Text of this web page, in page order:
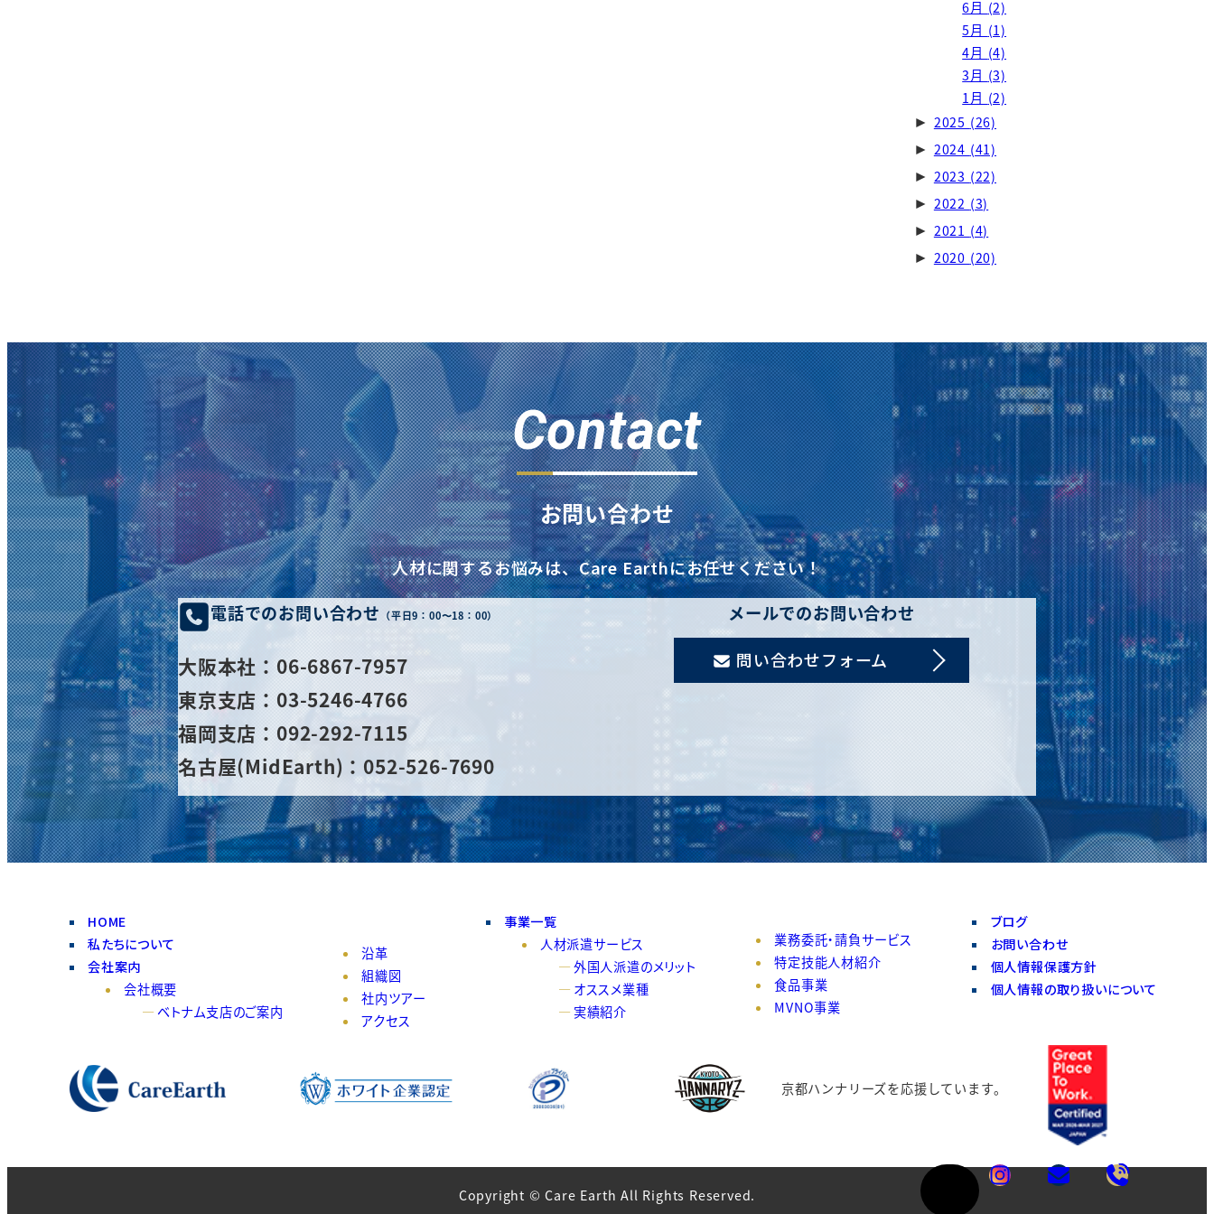
6月 (2)
5月 (1)
4月 (4)
3月 (3)
1月 (2)
► 2025 (26)
► 2024 (41)
► 2023 (22)
► 2022 (3)
► 2021 (4)
► 2020 (20)
カ
ア
イ
ア
イ
ア
イ
Contact
お問い合わせ
人材に関するお悩みは、Care Earthにお任せください！
電話でのお問い合わせ （平日9：00〜18：00）
大阪本社 ：06-6867-7957
東京支店：03-5246-4766
福岡支店：092-292-7115
名古屋(MidEarth)：052-526-7690
メールでのお問い合わせ
問い合わせフォーム
HOME
私たちについて
会社案内
会社概要
ベトナム支店のご案内
沿革
組織図
社内ツアー
アクセス
事業一覧
人材派遣サービス
外国人派遣のメリット
オススメ業種
実績紹介
業務委託・請負サービス
特定技能人材紹介
食品事業
MVNO事業
ブログ
お問い合わせ
個人情報保護方針
個人情報の取り扱いについて
京都ハンナリーズを応援しています。
Copyright © Care Earth All Rights Reserved.